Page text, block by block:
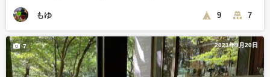
もゆ 9 7
2021年9月20日
7